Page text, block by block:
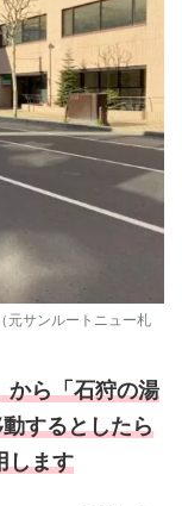
元サンルートニュー札
から「石狩の湯
するとしたら
します